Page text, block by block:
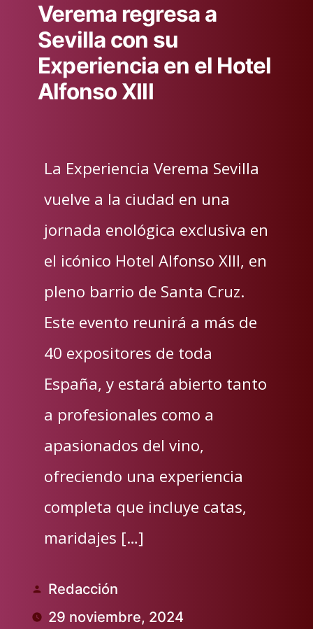
Verema regresa a
Sevilla con su
Experiencia en el Hotel
Alfonso XIII
La Experiencia Verema Sevilla
vuelve a la ciudad en una
jornada enológica exclusiva en
el icónico Hotel Alfonso XIII, en
pleno barrio de Santa Cruz.
Este evento reunirá a más de
40 expositores de toda
España, y estará abierto tanto
a profesionales como a
apasionados del vino,
ofreciendo una experiencia
completa que incluye catas,
maridajes […]
Publicado
por
Redacción
29 noviembre, 2024